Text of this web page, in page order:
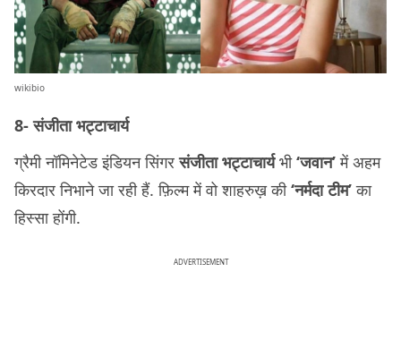
wikibio
8- संजीता भट्टाचार्य
ग्रैमी नॉमिनेटेड इंडियन सिंगरसंजीता भट्टाचार्यभी‘जवान’में अहम
किरदार निभाने जा रही हैं. फ़िल्म में वो शाहरुख़ की‘नर्मदा टीम’का
हिस्सा होंगी.
ADVERTISEMENT